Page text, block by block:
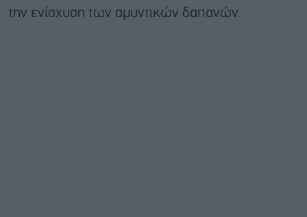
την ενίσχυση των αμυντικών δαπανών.